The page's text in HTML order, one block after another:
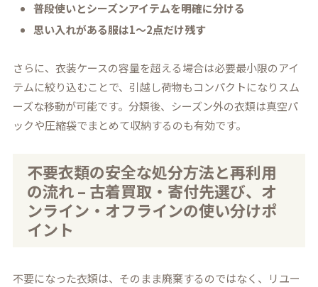
普段使いとシーズンアイテムを明確に分ける
思い入れがある服は1〜2点だけ残す
さらに、衣装ケースの容量を超える場合は必要最小限のアイ
テムに絞り込むことで、引越し荷物もコンパクトになりスム
ーズな移動が可能です。分類後、シーズン外の衣類は真空パ
ックや圧縮袋でまとめて収納するのも有効です。
不要衣類の安全な処分方法と再利用
の流れ – 古着買取・寄付先選び、オ
ンライン・オフラインの使い分けポ
イント
不要になった衣類は、そのまま廃棄するのではなく、リユー